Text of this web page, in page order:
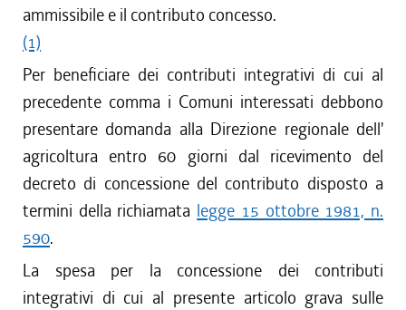
ammissibile e il contributo concesso.
(1)
Per beneficiare dei contributi integrativi di cui al
precedente comma i Comuni interessati debbono
presentare domanda alla Direzione regionale dell'
agricoltura entro 60 giorni dal ricevimento del
decreto di concessione del contributo disposto a
termini della richiamata legge 15 ottobre 1981, n.
590.
La spesa per la concessione dei contributi
integrativi di cui al presente articolo grava sulle